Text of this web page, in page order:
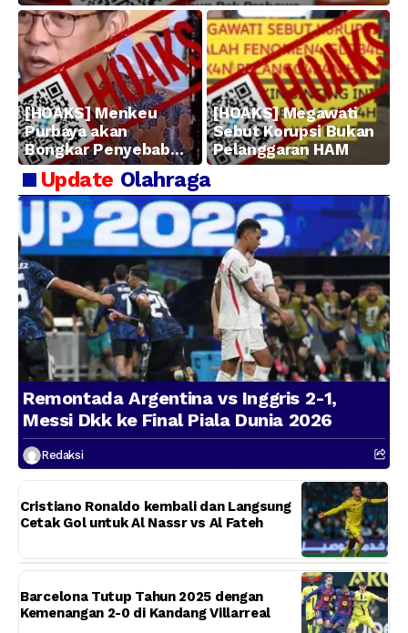
[HOAKS] Menkeu
Purbaya akan
Bongkar Penyebab
Kerugian BUMN
[HOAKS] Megawati
Sebut Korupsi Bukan
Pelanggaran HAM
Update Olahraga
Remontada Argentina vs Inggris 2-1,
Messi Dkk ke Final Piala Dunia 2026
Redaksi
Cristiano Ronaldo kembali dan Langsung
Cetak Gol untuk Al Nassr vs Al Fateh
Barcelona Tutup Tahun 2025 dengan
Kemenangan 2-0 di Kandang Villarreal